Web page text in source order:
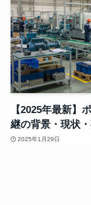
【2025年最新】
継の背景・現状
2025年1月29日